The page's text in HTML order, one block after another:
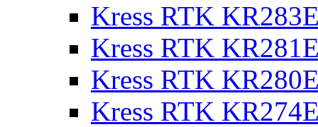
Kress RTK
Kress RTK
Kress RTK
Kress RTK